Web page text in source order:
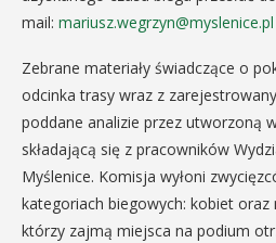
mail: mariusz.wegrzyn@myslenice.pl
Zebrane materiały świadczące o
odcinka trasy wraz z
poddane analizie przez utworzoną
składającą się z pracowników
Myślenice. Komisja wyłoni
kategoriach biegowych: kobiet oraz
którzy zajmą miejsca na podium